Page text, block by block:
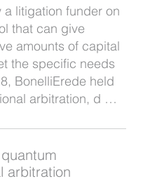
litigation funder on
that can give
amounts of capital
the specific needs
BonelliErede held
arbitration, d …
arbitration